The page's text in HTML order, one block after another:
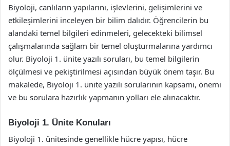
Biyoloji, canlıların yapılarını, işlevlerini, gelişimlerini ve
etkileşimlerini inceleyen bir bilim dalıdır. Öğrencilerin bu
alandaki temel bilgileri edinmeleri, gelecekteki bilimsel
çalışmalarında sağlam bir temel oluşturmalarına yardımcı
olur. Biyoloji 1. ünite yazılı soruları, bu temel bilgilerin
ölçülmesi ve pekiştirilmesi açısından büyük önem taşır. Bu
makalede, Biyoloji 1. ünite yazılı sorularının kapsamı, önemi
ve bu sorulara hazırlık yapmanın yolları ele alınacaktır.
Biyoloji 1. Ünite Konuları
Biyoloji 1. ünitesinde genellikle hücre yapısı, hücre